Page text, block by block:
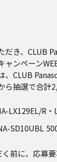
だき、CLUB
ャンペーン
、CLUB
抽選で合計
LX129EL/R
SD10UBL
前に、応募